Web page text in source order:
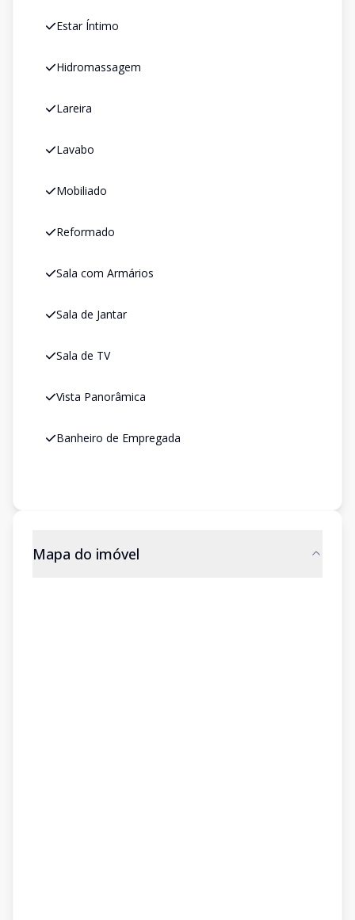
Estar Íntimo
Hidromassagem
Lareira
Lavabo
Mobiliado
Reformado
Sala com Armários
Sala de Jantar
Sala de TV
Vista Panorâmica
Banheiro de Empregada
Mapa do imóvel